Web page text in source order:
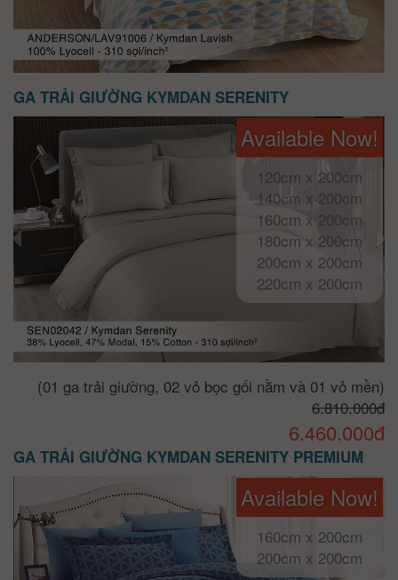
GA TRẢI GIƯỜNG KYMDAN SERENITY
Available Now!
120cm x 200cm
140cm x 200cm
160cm x 200cm
180cm x 200cm
200cm x 200cm
220cm x 200cm
(01 ga trải giường, 02 vỏ bọc gối nằm và 01 vỏ mền)
6.810.000đ
6.460.000đ
GA TRẢI GIƯỜNG KYMDAN SERENITY PREMIUM
Available Now!
160cm x 200cm
200cm x 200cm